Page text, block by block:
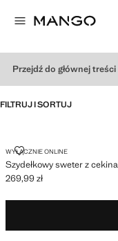
Przejdź do głównej treści
FESTIWALOWE
FILTRUJ I SORTUJ
WYŁĄCZNIE ONLINE
Szydełkowy sweter z
SZYDEŁKOWY
Aktualna cena [269,99 zł ]
269,99 zł